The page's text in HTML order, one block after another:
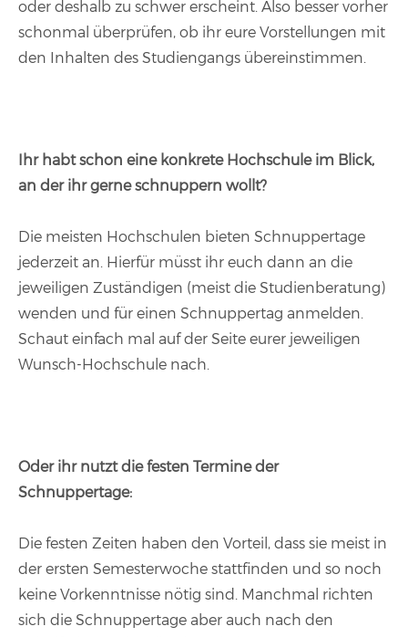
oder deshalb zu schwer erscheint. Also besser vorher
schonmal überprüfen, ob ihr eure Vorstellungen mit
den Inhalten des Studiengangs übereinstimmen.
Ihr habt schon eine konkrete Hochschule im Blick,
an der ihr gerne schnuppern wollt?
Die meisten Hochschulen bieten Schnuppertage
jederzeit an. Hierfür müsst ihr euch dann an die
jeweiligen Zuständigen (meist die Studienberatung)
wenden und für einen Schnuppertag anmelden.
Schaut einfach mal auf der Seite eurer jeweiligen
Wunsch-Hochschule nach.
Oder ihr nutzt die festen Termine der
Schnuppertage:
Die festen Zeiten haben den Vorteil, dass sie meist in
der ersten Semesterwoche stattfinden und so noch
keine Vorkenntnisse nötig sind. Manchmal richten
sich die Schnuppertage aber auch nach den